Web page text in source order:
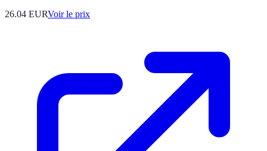
26.04 EURVoir le prix